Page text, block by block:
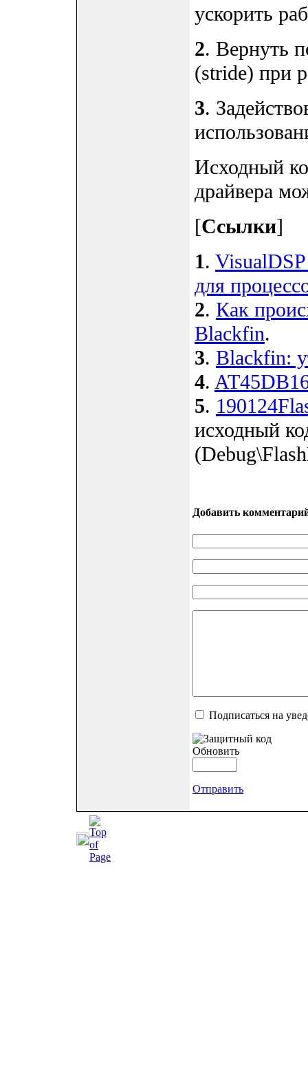
ускорить
2. Вернуть
(stride) при
3.
Исходный
драйвера
[Ссылки]
1.
для
2. Как
Blackfin.
3. Blackfin:
4.
5.
исходный
Добавить
Подписаться на
Обновить
Отправить